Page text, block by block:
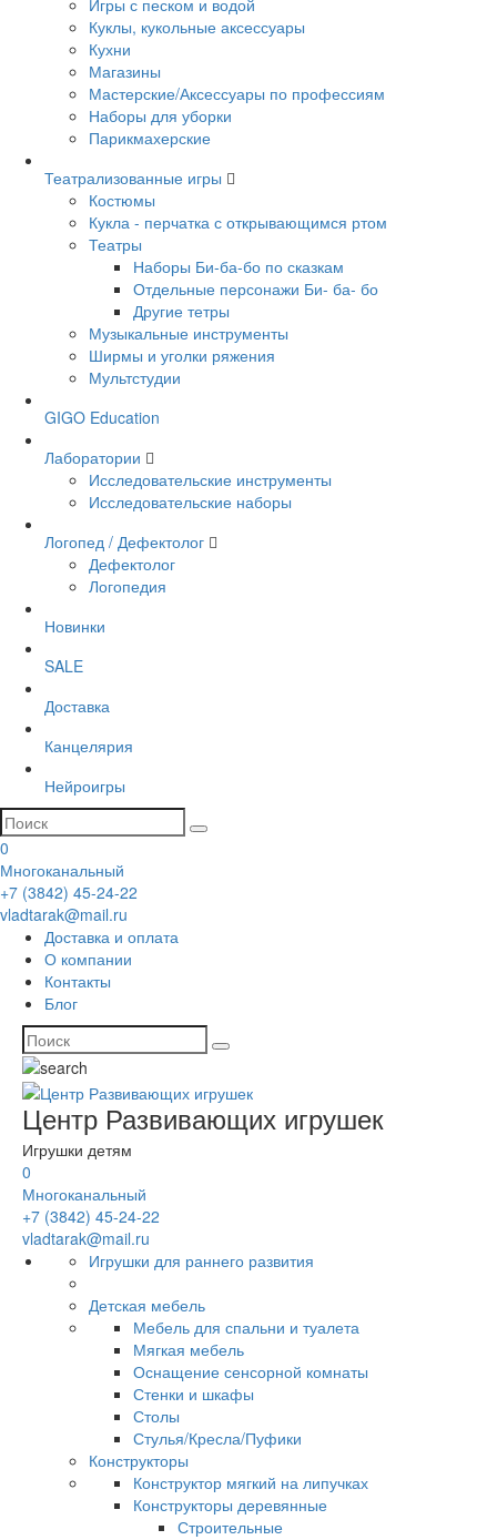
Игры с песком и водой
Куклы, кукольные аксессуары
Кухни
Магазины
Мастерские/Аксессуары по профессиям
Наборы для уборки
Парикмахерские
Театрализованные игры
Костюмы
Кукла - перчатка с открывающимся ртом
Театры
Наборы Би-ба-бо по сказкам
Отдельные персонажи Би- ба- бо
Другие тетры
Музыкальные инструменты
Ширмы и уголки ряжения
Мультстудии
GIGO Education
Лаборатории
Исследовательские инструменты
Исследовательские наборы
Логопед / Дефектолог
Дефектолог
Логопедия
Новинки
SALE
Доставка
Канцелярия
Нейроигры
0
Многоканальный
+7 (3842) 45-24-22
vladtarak@mail.ru
Доставка и оплата
О компании
Контакты
Блог
Центр Развивающих игрушек
Игрушки детям
0
Многоканальный
+7 (3842) 45-24-22
vladtarak@mail.ru
Игрушки для раннего развития
Детская мебель
Мебель для спальни и туалета
Мягкая мебель
Оснащение сенсорной комнаты
Стенки и шкафы
Столы
Стулья/Кресла/Пуфики
Конструкторы
Конструктор мягкий на липучках
Конструкторы деревянные
Строительные